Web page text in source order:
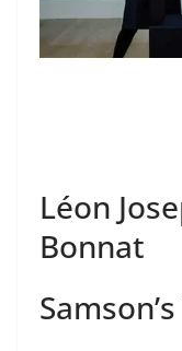
Léon
Bonnat